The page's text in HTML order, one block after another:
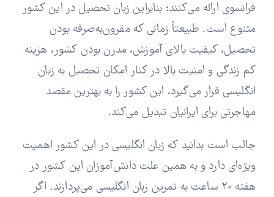
فرانسوی ارائه می‌کنند؛ بنابراین زبان تحصیل در این کشور
متنوع است. طبیعتاً زمانی که مقرون‌به‌صرفه بودن
تحصیل، کیفیت بالای آموزش، مدرن بودن کشور، هزینه
کم زندگی و امنیت بالا در کنار امکان تحصیل به زبان
انگلیسی قرار می‌گیرد، این کشور را به بهترین مقصد
مهاجرتی برای ایرانیان تبدیل می‌کند.
جالب است بدانید که زبان انگلیسی در این کشور اهمیت
ویژه‌ای دارد و به همین علت دانش‌آموزان این کشور در
هفته 20 ساعت به تمرین زبان انگلیسی می‌پردازند. اگر